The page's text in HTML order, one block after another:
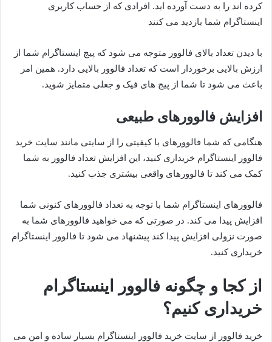
کرده اند را به دست آورده اید. افرادی که از حساب کاربری
اینستاگرام شما بازدید می کنند
با دیدن تعداد بالای فالوور متوجه می شود که پیج اینستاگرام شما از
ارزش بالایی برخوردار است که تعداد فالوور بالایی دارد. همین امر
باعث می شود تا شما از پیج های فیک و جعلی متمایز شوید.
افزایش فالوورهای طبیعی
هنگامی که شما فالوورهای با کیفیتی را از سایتی مانند سایت خرید
فالوور اینستاگرام خریداری کنید، این افزایش تعداد فالوور به شما
کمک می کند تا فالوورهای واقعی بیشتری جذب کنید.
فالوورهای اینستاگرام شما با توجه به تعداد فالوورهای کنونی شما
افزایش پیدا می کند. در صورتی که می خواهید فالوورهای شما به
صورت نزولی افزایش پیدا کند پیشنهاد می شود تا فالوور اینستاگرام
خریداری کنید.
از کجا و چگونه فالوور اینستاگرام
خریداری کنیم؟
خرید فالوور از سایت خرید فالوور اینستاگرام بسیار ساده و امن می